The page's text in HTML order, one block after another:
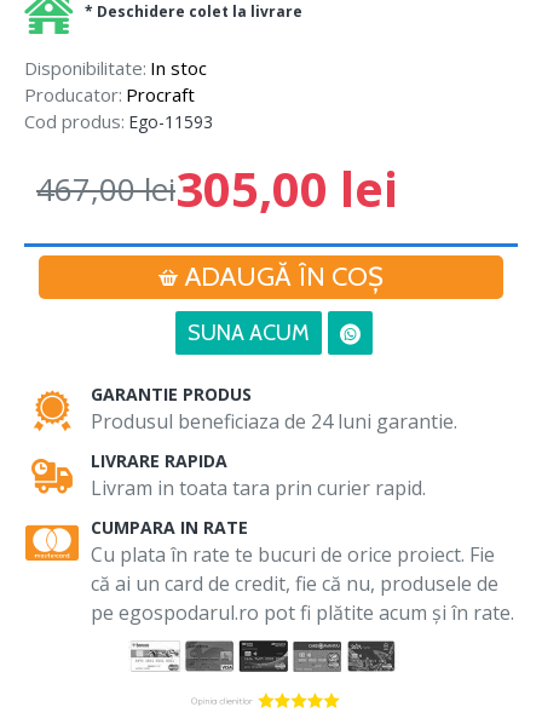
Disponibilitate: In stoc
Producator: Procraft
Cod produs: Ego-11593
305,00 lei
467,00 lei
ADAUGĂ ÎN COŞ
SUNA ACUM
* Deschidere colet la livrare
GARANTIE PRODUS
Produsul beneficiaza de 24 luni garantie.
LIVRARE RAPIDA
Livram in toata tara prin curier rapid.
CUMPARA IN RATE
Cu plata în rate te bucuri de orice proiect. Fie
că ai un card de credit, fie că nu, produsele de
pe egospodarul.ro pot fi plătite acum și în rate.